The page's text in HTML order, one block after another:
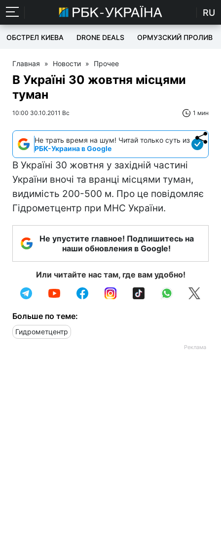
RU
ОБСТРЕЛ КИЕВА DRONE DEALS ОРМУЗСКИЙ ПРОЛИВ
Главная » Новости » Прочее
В Україні 30 жовтня місцями
туман
10:00 30.10.2011 Вс 1 мин
Не трать время на шум! Читай только суть из
РБК-Украина в Google
В Україні 30 жовтня у західній частині
України вночі та вранці місцями туман,
видимість 200-500 м. Про це повідомляє
Гідрометцентр при МНС України.
Не упустите главное! Подпишитесь на
наши обновления в Google!
Или читайте нас там, где вам удобно!
Больше по теме:
Гидрометцентр